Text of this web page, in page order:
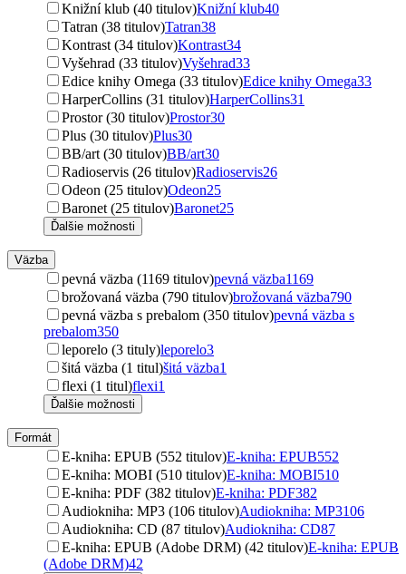
Knižní klub (40 titulov)Knižní klub40
Tatran (38 titulov)Tatran38
Kontrast (34 titulov)Kontrast34
Vyšehrad (33 titulov)Vyšehrad33
Edice knihy Omega (33 titulov)Edice knihy Omega33
HarperCollins (31 titulov)HarperCollins31
Prostor (30 titulov)Prostor30
Plus (30 titulov)Plus30
BB/art (30 titulov)BB/art30
Radioservis (26 titulov)Radioservis26
Odeon (25 titulov)Odeon25
Baronet (25 titulov)Baronet25
Ďalšie možnosti
Väzba
pevná väzba (1169 titulov)pevná väzba1169
brožovaná väzba (790 titulov)brožovaná väzba790
pevná väzba s prebalom (350 titulov)pevná väzba s
prebalom350
leporelo (3 tituly)leporelo3
šitá väzba (1 titul)šitá väzba1
flexi (1 titul)flexi1
Ďalšie možnosti
Formát
E-kniha: EPUB (552 titulov)E-kniha: EPUB552
E-kniha: MOBI (510 titulov)E-kniha: MOBI510
E-kniha: PDF (382 titulov)E-kniha: PDF382
Audiokniha: MP3 (106 titulov)Audiokniha: MP3106
Audiokniha: CD (87 titulov)Audiokniha: CD87
E-kniha: EPUB (Adobe DRM) (42 titulov)E-kniha: EPUB
(Adobe DRM)42